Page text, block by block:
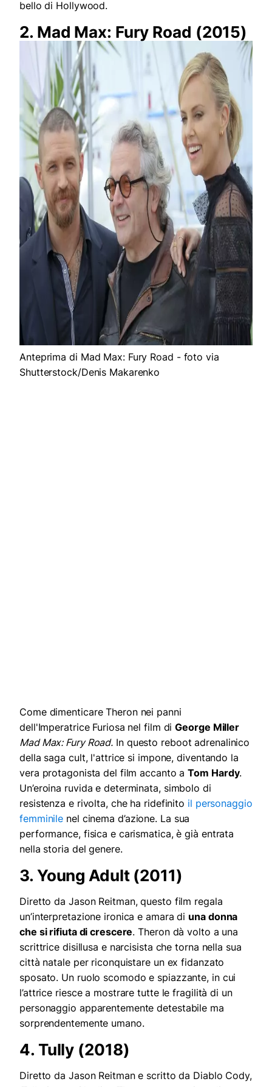
bello di Hollywood.
2. Mad Max: Fury Road (2015)
Anteprima di Mad Max: Fury Road - foto via
Shutterstock/Denis Makarenko
Come dimenticare Theron nei panni
dell'Imperatrice Furiosa nel film diGeorge Miller
Mad Max: Fury Road. In questo reboot adrenalinico
della saga cult, l'attrice si impone, diventando la
vera protagonista del film accanto aTom Hardy.
Un’eroina ruvida e determinata, simbolo di
resistenza e rivolta, che ha ridefinito il personaggio
femminile nel cinema d’azione. La sua
performance, fisica e carismatica, è già entrata
nella storia del genere.
3. Young Adult (2011)
Diretto da Jason Reitman, questo film regala
un’interpretazione ironica e amara di una donna
che si rifiuta di crescere. Theron dà volto a una
scrittrice disillusa e narcisista che torna nella sua
città natale per riconquistare un ex fidanzato
sposato. Un ruolo scomodo e spiazzante, in cui
l’attrice riesce a mostrare tutte le fragilità di un
personaggio apparentemente detestabile ma
sorprendentemente umano.
4. Tully (2018)
Diretto da Jason Reitman e scritto da Diablo Cody,